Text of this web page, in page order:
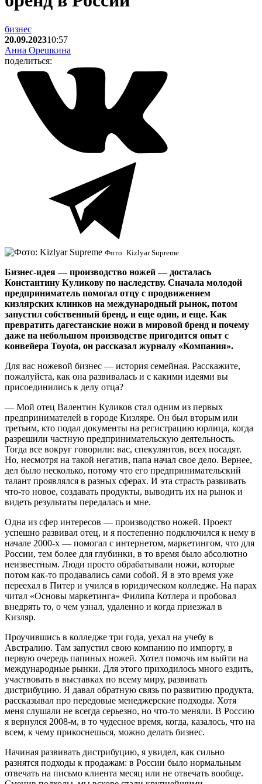
бизнес
20.09.202310:57
Анна Орешкина
поделиться:
Фото: Kizlyar Supreme
Бизнес-идея — производство ножей — досталась
Константину Куликову по наследству. Сначала молодой
предприниматель помогал отцу с продвижением
кизлярских клинков на международный рынок, потом
запустил собственный бренд, и еще один, и еще. Как
превратить дагестанские ножи в мировой бренд и почему
даже на небольшом производстве пригодится опыт с
конвейера Toyota, он рассказал журналу «Компания».
Для вас ножевой бизнес — история семейная. Расскажите,
пожалуйста, как она развивалась и с какими идеями вы
присоединились к делу отца?
— Мой отец Валентин Куликов стал одним из первых
предпринимателей в городе Кизляре. Он был вторым или
третьим, кто подал документы на регистрацию юрлица, когда
разрешили частную предпринимательскую деятельность.
Тогда все вокруг говорили: вас, спекулянтов, всех посадят.
Но, несмотря на такой негатив, папа начал свое дело. Вернее,
дел было несколько, потому что его предпринимательский
талант проявлялся в разных сферах. И эта страсть развивать
что-то новое, создавать продукты, выводить их на рынок и
видеть результаты передалась и мне.
Одна из сфер интересов — производство ножей. Проект
успешно развивал отец, и я постепенно подключился к нему в
начале 2000-х — помогал с интернетом, маркетингом, что для
России, тем более для глубинки, в то время было абсолютно
неизвестным. Люди просто обрабатывали ножи, которые
потом как-то продавались сами собой. Я в это время уже
переехал в Питер и учился в юридическом колледже. На парах
читал «Основы маркетинга» Филипа Котлера и пробовал
внедрять то, о чем узнал, удаленно и когда приезжал в
Кизляр.
Проучившись в колледже три года, уехал на учебу в
Австралию. Там запустил свою компанию по импорту, в
первую очередь папиных ножей. Хотел помочь им выйти на
международные рынки. Для этого приходилось много ездить,
участвовать в выставках по всему миру, развивать
дистрибуцию. Я давал обратную связь по развитию продукта,
рассказывал про передовые менеджерские подходы. Хотя
меня слушали не всегда серьезно, но что-то меняли. В Россию
я вернулся 2008-м, в то чудесное время, когда, казалось, что на
всем, к чему прикоснешься, можно делать бизнес.
Начиная развивать дистрибуцию, я увидел, как сильно
разнятся подходы к продажам: в России было нормальным
отвечать на письмо клиента месяц или не отвечать вообще.